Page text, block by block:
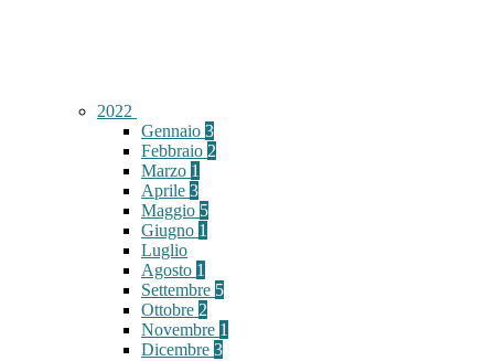
2022
Gennaio 3
Febbraio 2
Marzo 1
Aprile 3
Maggio 5
Giugno 1
Luglio
Agosto 1
Settembre 5
Ottobre 2
Novembre 1
Dicembre 3